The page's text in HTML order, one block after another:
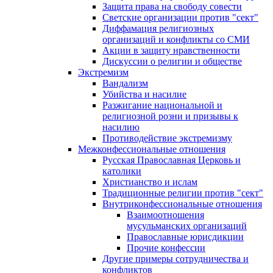
Защита права на свободу совести
Светские организации против "сект"
Диффамация религиозных
организаций и конфликты со СМИ
Акции в защиту нравственности
Дискуссии о религии и обществе
Экстремизм
Вандализм
Убийства и насилие
Разжигание национальной и
религиозной розни и призывы к
насилию
Противодействие экстремизму
Межконфессиональные отношения
Русская Православная Церковь и
католики
Христианство и ислам
Традиционные религии против "сект"
Внутриконфессиональные отношения
Взаимоотношения
мусульманских организаций
Православные юрисдикции
Прочие конфессии
Другие примеры сотрудничества и
конфликтов